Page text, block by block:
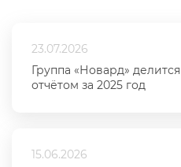
23.07.2026
Группа «Новард»
отчётом за 2025 год
15.06.2026